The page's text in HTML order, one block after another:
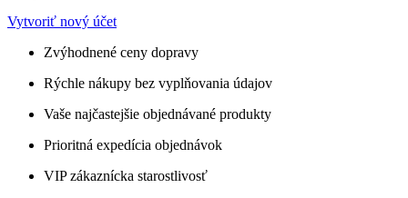
Vytvoriť nový účet
Zvýhodnené ceny dopravy
Rýchle nákupy bez vyplňovania údajov
Vaše najčastejšie objednávané produkty
Prioritná expedícia objednávok
VIP zákaznícka starostlivosť